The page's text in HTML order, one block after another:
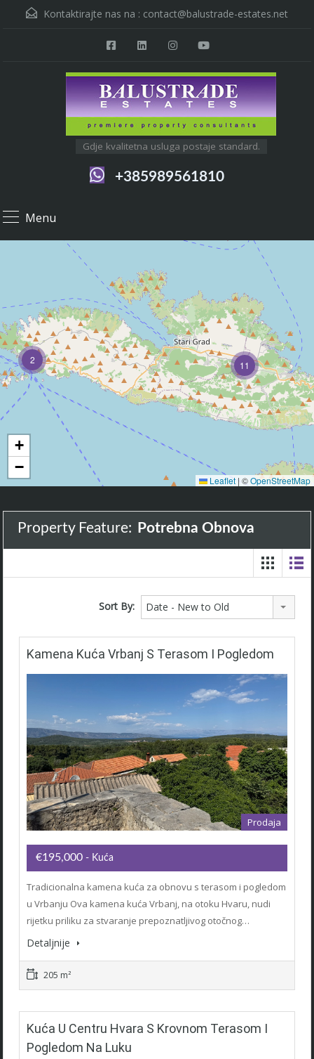
Kontaktirajte nas na : contact@balustrade-estates.net
Gdje kvalitetna usluga postaje standard.
+385989561810
Menu
2 11
+
−
Leaflet | ©OpenStreetMap
Property Feature: Potrebna Obnova
Sort By: Date - New to Old
Kamena Kuća Vrbanj S Terasom I Pogledom
Prodaja
€195,000 - Kuća
Tradicionalna kamena kuća za obnovu s terasom i pogledom
u Vrbanju Ova kamena kuća Vrbanj, na otoku Hvaru, nudi
rijetku priliku za stvaranje prepoznatljivog otočnog…
Detaljnije
205 m²
Kuća U Centru Hvara S Krovnom Terasom I
Pogledom Na Luku